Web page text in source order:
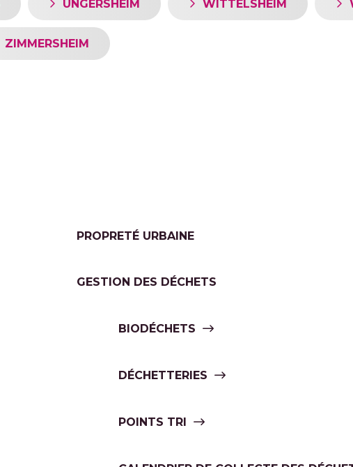
UNGERSHEIM WITTELSHEIM
ZIMMERSHEIM
PROPRETÉ URBAINE
GESTION DES DÉCHETS
BIODÉCHETS
DÉCHETTERIES
POINTS TRI